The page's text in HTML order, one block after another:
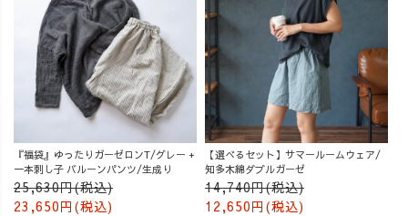
『福袋』ゆったりガーゼロンT/グレー +
一本刺し子 バルーンパンツ/生成り
25,630円(税込)
23,650円(税込)
【選べるセット】サマールームウェア/
知多木綿ダブルガーゼ
14,740円(税込)
12,650円(税込)